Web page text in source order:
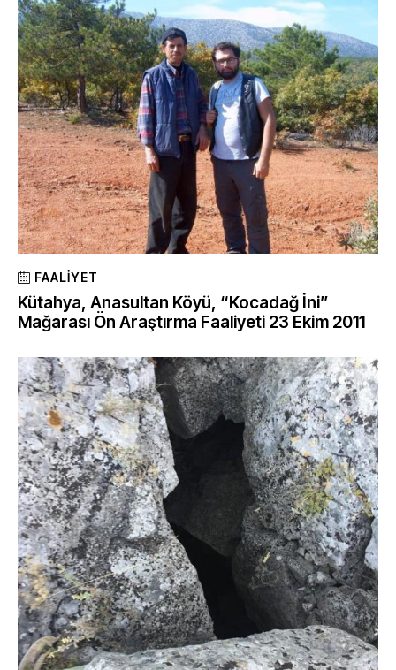
FAALIYET
Kütahya, Anasultan Köyü, “Kocadağ İni”
Mağarası Ön Araştırma Faaliyeti 23 Ekim 2011